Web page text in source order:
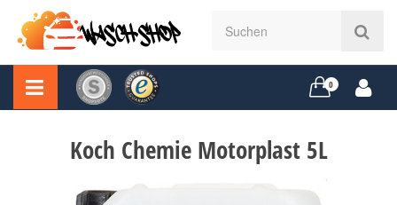
0
Koch Chemie Motorplast 5L